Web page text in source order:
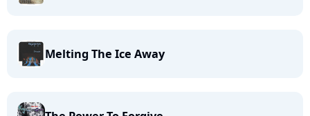
Melting The Ice Away